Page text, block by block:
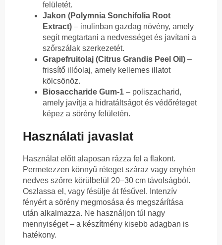
felületét.
Jakon (Polymnia Sonchifolia Root
Extract) – inulinban gazdag növény, amely
segít megtartani a nedvességet és javítani a
szőrszálak szerkezetét.
Grapefruitolaj (Citrus Grandis Peel Oil) –
frissítő illóolaj, amely kellemes illatot
kölcsönöz.
Biosaccharide Gum-1 – poliszacharid,
amely javítja a hidratáltságot és védőréteget
képez a sörény felületén.
Használati javaslat
Használat előtt alaposan rázza fel a flakont.
Permetezzen könnyű réteget száraz vagy enyhén
nedves szőrre körülbelül 20–30 cm távolságból.
Oszlassa el, vagy fésülje át fésűvel. Intenzív
fényért a sörény megmosása és megszárítása
után alkalmazza. Ne használjon túl nagy
mennyiséget – a készítmény kisebb adagban is
hatékony.